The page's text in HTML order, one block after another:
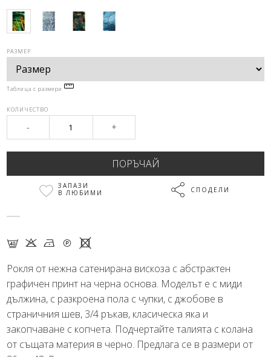
РАЗМЕР
Таблица с размери
КОЛИЧЕСТВО
- +
ЗАПАЗИ
В ЛЮБИМИ
СПОДЕЛИ
F K N Q X
Рокля от нежна сатенирана вискоза с абстрактен
графичен принт на черна основа. Моделът е с миди
дължина, с разкроена пола с чупки, с джобове в
страничния шев, 3/4 ръкав, класическа яка и
закопчаване с копчета. Подчертайте талията с колана
от същата материя в черно. Предлага се в размери от